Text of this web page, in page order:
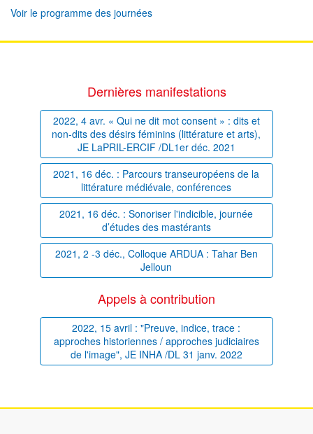
Voir le programme des journées
Dernières manifestations
2022, 4 avr. « Qui ne dit mot consent » : dits et
non-dits des désirs féminins (littérature et arts),
JE LaPRIL-ERCIF /DL1er déc. 2021
2021, 16 déc. : Parcours transeuropéens de la
littérature médiévale, conférences
2021, 16 déc. : Sonoriser l'indicible, journée
d’études des mastérants
2021, 2 -3 déc., Colloque ARDUA : Tahar Ben
Jelloun
Appels à contribution
2022, 15 avril : "Preuve, indice, trace :
approches historiennes / approches judiciaires
de l'image", JE INHA /DL 31 janv. 2022